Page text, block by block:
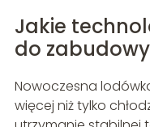
Jakie
do
Nowoczesna
więcej niż tylko